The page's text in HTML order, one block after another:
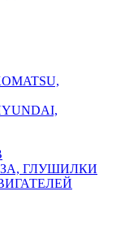
ГЛУШИЛКИ